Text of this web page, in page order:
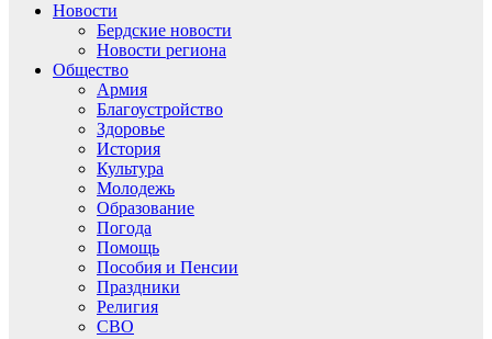
Новости
Бердские новости
Новости региона
Общество
Армия
Благоустройство
Здоровье
История
Культура
Молодежь
Образование
Погода
Помощь
Пособия и Пенсии
Праздники
Религия
СВО